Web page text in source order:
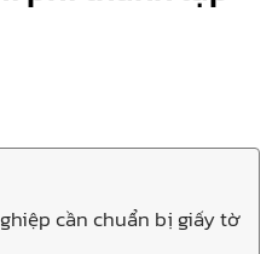
cần chuẩn bị giấy tờ